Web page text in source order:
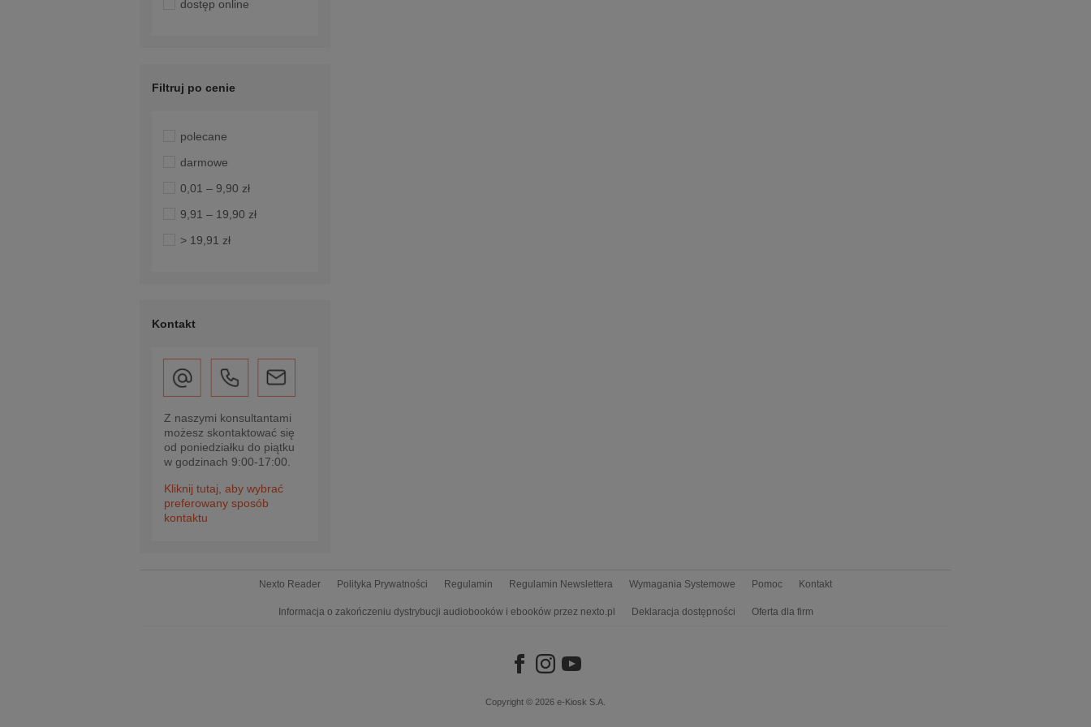
dostęp online
Filtruj po cenie
polecane
darmowe
0,01 – 9,90 zł
9,91 – 19,90 zł
> 19,91 zł
Kontakt
Z naszymi konsultantami
możesz skontaktować się
od poniedziałku do piątku
w godzinach 9:00-17:00.
Kliknij tutaj, aby wybrać
preferowany sposób
kontaktu
Nexto Reader Polityka Prywatności Regulamin Regulamin Newslettera Wymagania Systemowe Pomoc Kontakt
Informacja o zakończeniu dystrybucji audiobooków i ebooków przez nexto.pl Deklaracja dostępności Oferta dla firm
Copyright © 2026 e-Kiosk S.A.